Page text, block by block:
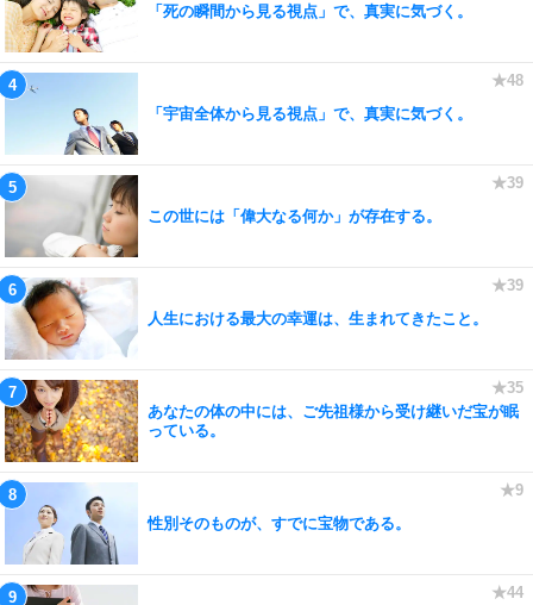
「死の瞬間から見る視点」で、真実に気づく。
「宇宙全体から見る視点」で、真実に気づく。
この世には「偉大なる何か」が存在する。
人生における最大の幸運は、生まれてきたこと。
あなたの体の中には、ご先祖様から受け継いだ宝が眠
っている。
性別そのものが、すでに宝物である。